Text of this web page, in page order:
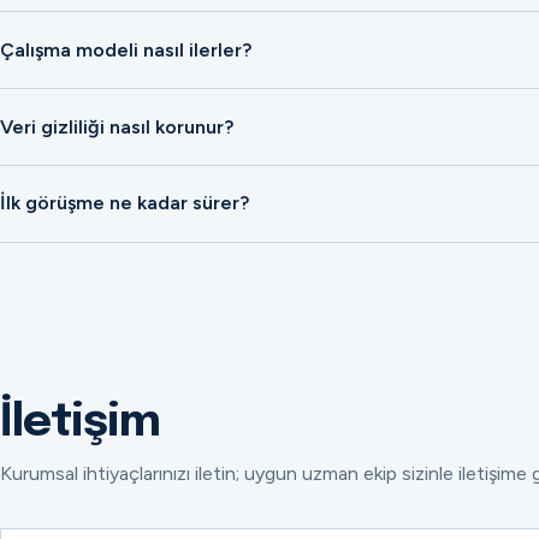
Çalışma modeli nasıl ilerler?
Veri gizliliği nasıl korunur?
İlk görüşme ne kadar sürer?
İletişim
Kurumsal ihtiyaçlarınızı iletin; uygun uzman ekip sizinle iletişime